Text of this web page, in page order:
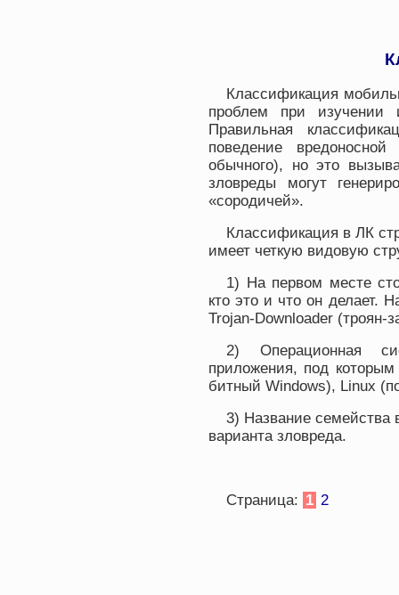
Классификация
проблем при
Правильная
поведение
обычного), но это
зловреды могут
«сородичей».
Классификация в ЛК
имеет четкую видовую
1) На первом месте
кто это и что он делает.
Trojan-Downloader (троян-
2) Операционная
приложения, под
битный Windows), Linux
3) Название
варианта зловреда.
Страница: 1 2